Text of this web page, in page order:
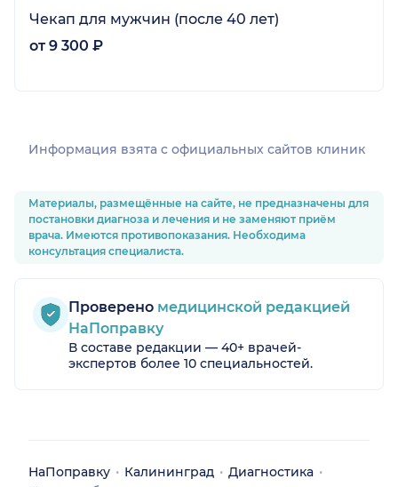
Чекап для мужчин (после 40 лет)
от 9 300 ₽
Информация взята c официальных сайтов клиник
Материалы, размещённые на сайте, не предназначены для
постановки диагноза и лечения и не заменяют приём
врача. Имеются противопоказания. Необходима
консультация специалиста.
Проверено медицинской редакцией
НаПоправку
В составе редакции — 40+ врачей-
экспертов более 10 специальностей.
НаПоправку Калининград
Диагностика